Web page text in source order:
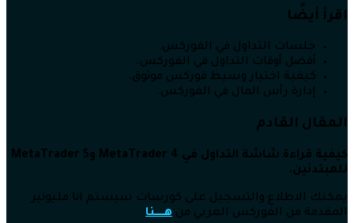
اقرأ أيضًا
جلسات التداول في الفوركس.
أفضل أوقات التداول في الفوركس.
كيفية اختيار وسيط فوركس موثوق.
إدارة رأس المال في الفوركس.
المقال القادم
كيفية قراءة شاشة التداول في MetaTrader 4 وMetaTrader 5
للمبتدئين.
يمكنك الاطلاع والتسجيل على كورسات سيستم انا مليونير
المقدمة من الفوركس العربي من هــــــنا